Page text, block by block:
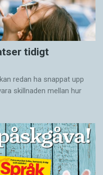
tidigt
redan ha snappat upp
skillnaden mellan hur